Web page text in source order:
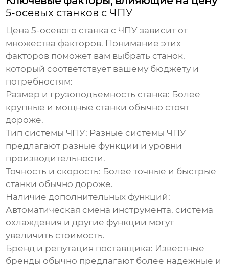
5-осевых станков с ЧПУ
Цена5-осевого станка с ЧПУ зависит от
множества факторов. Понимание этих
факторов поможет вам выбрать станок,
который соответствует вашему бюджету и
потребностям:
Размер и грузоподъемность станка: Более
крупные и мощные станки обычно стоят
дороже.
Тип системы ЧПУ: Разные системы ЧПУ
предлагают разные функции и уровни
производительности.
Точность и скорость: Более точные и быстрые
станки обычно дороже.
Наличие дополнительных функций:
Автоматическая смена инструмента, система
охлаждения и другие функции могут
увеличить стоимость.
Бренд и репутация поставщика: Известные
бренды обычно предлагают более надежные и